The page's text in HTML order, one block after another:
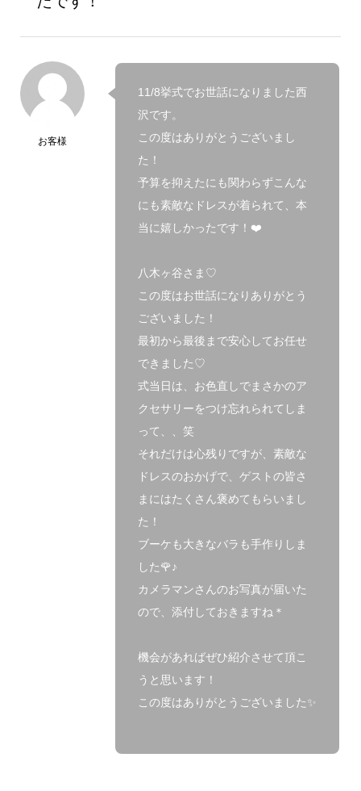
お客様
11/8挙式でお世話になりました西
沢です。
この度はありがとうございまし
た！
予算を抑えたにも関わらずこんな
にも素敵なドレスが着られて、本
当に嬉しかったです！❤️
八木ヶ谷さま♡
この度はお世話になりありがとう
ございました！
最初から最後まで安心してお任せ
できました♡
式当日は、お色直しでまさかのア
クセサリーをつけ忘れられてしま
って、、笑
それだけは心残りですが、素敵な
ドレスのおかげで、ゲストの皆さ
まにはたくさん褒めてもらいまし
た！
ブーケも大きなバラも手作りしま
した🌹♪
カメラマンさんのお写真が届いた
ので、添付しておきますね＊
機会があればぜひ紹介させて頂こ
うと思います！
この度はありがとうございました✨